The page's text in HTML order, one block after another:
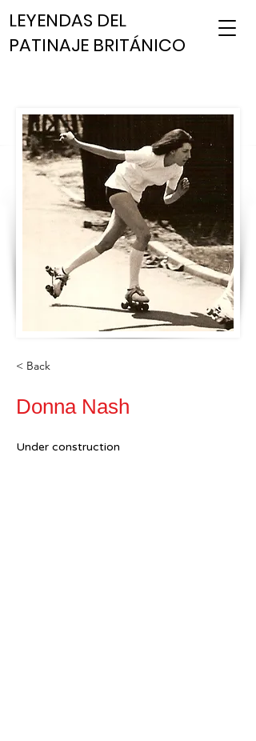
LEYENDAS DEL
PATINAJE BRITÁNICO
< Back
Donna Nash
Under construction